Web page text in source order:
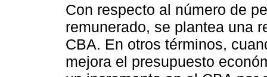
Con respecto al número de
remunerado, se plantea una
CBA. En otros términos,
mejora el presupuesto